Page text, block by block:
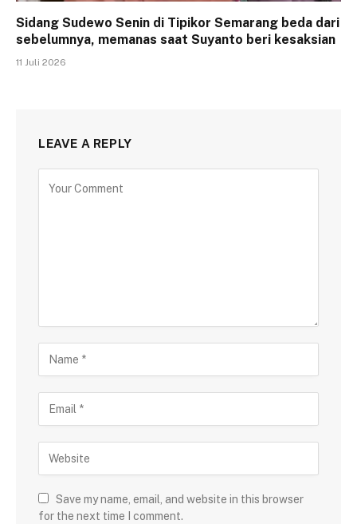
Sidang Sudewo Senin di Tipikor Semarang beda dari
sebelumnya, memanas saat Suyanto beri kesaksian
11 Juli 2026
LEAVE A REPLY
Save my name, email, and website in this browser
for the next time I comment.